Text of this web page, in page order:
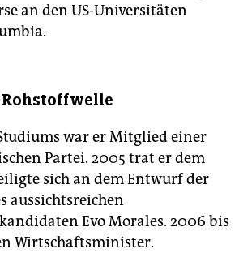
an den US-Universitäten
war er Mitglied einer
Partei. 2005 trat er dem
sich an dem Entwurf der
aussichtsreichen
Evo Morales. 2006 bis
Wirtschaftsminister.